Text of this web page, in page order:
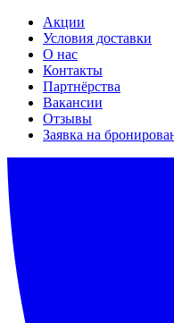
Акции
Условия доставки
О нас
Контакты
Партнёрства
Вакансии
Отзывы
Заявка на